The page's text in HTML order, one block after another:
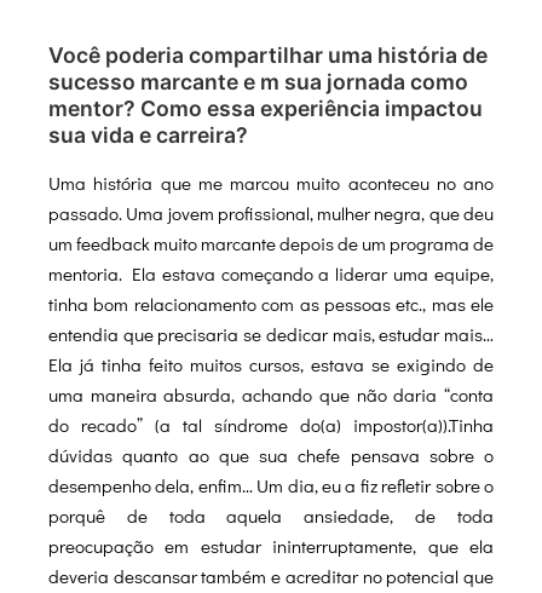
Você poderia compartilhar uma história de
sucesso marcante e m sua jornada como
mentor? Como essa experiência impactou
sua vida e carreira?
Uma história que me marcou muito aconteceu no ano
passado. Uma jovem profissional, mulher negra, que deu
um feedback muito marcante depois de um programa de
mentoria. Ela estava começando a liderar uma equipe,
tinha bom relacionamento com as pessoas etc., mas ele
entendia que precisaria se dedicar mais, estudar mais…
Ela já tinha feito muitos cursos, estava se exigindo de
uma maneira absurda, achando que não daria “conta
do recado” (a tal síndrome do(a) impostor(a)).Tinha
dúvidas quanto ao que sua chefe pensava sobre o
desempenho dela, enfim… Um dia, eu a fiz refletir sobre o
porquê de toda aquela ansiedade, de toda
preocupação em estudar ininterruptamente, que ela
deveria descansar também e acreditar no potencial que